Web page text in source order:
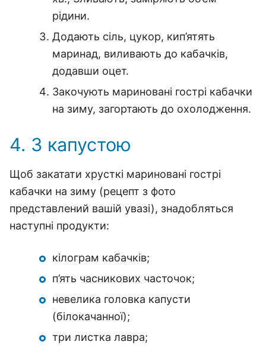
рідини.
Додають сіль, цукор, кип’ятять
маринад, виливають до кабачків,
додавши оцет.
Закочують мариновані гострі кабачки
на зиму, загортають до охолодження.
4. З капустою
Щоб закатати хрусткі мариновані гострі
кабачки на зиму (рецепт з фото
представлений вашій увазі), знадобляться
наступні продукти:
кілограм кабачків;
п’ять часникових часточок;
невелика головка капусти
(білокачанної);
три листка лавра;